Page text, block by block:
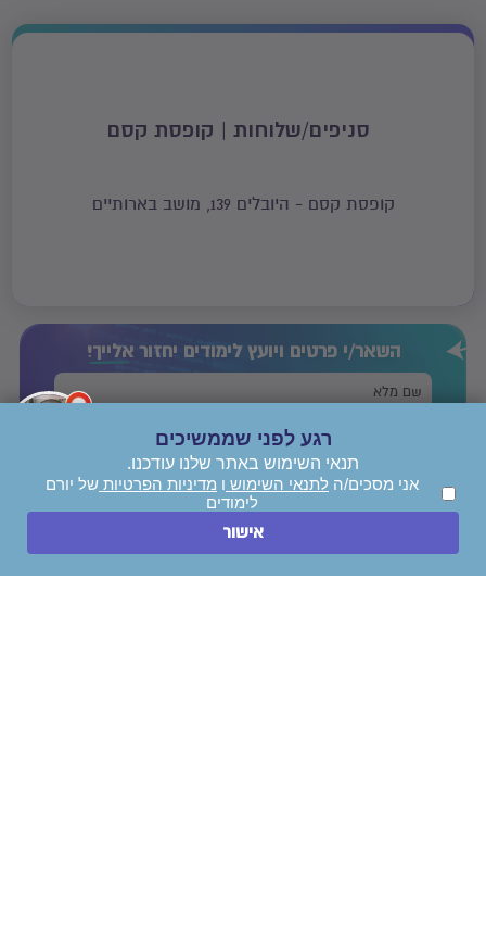
סניפים/שלוחות | קופסת קסם
קופסת קסם - היובלים 139, מושב בארותיים
השאר/י פרטים ויועץ לימודים יחזוראלייך!
לתנאי השימוש
אני מאשר/ת קבלת עדכונים, דיוור והצעות שיווקיות.
ייעצו לי בחינם!
רגע לפני שממשיכים
תנאי השימוש באתר שלנו עודכנו.
אני מסכים/ה לתנאי השימוש ו מדיניות הפרטיות של יורם
לימודים
אישור